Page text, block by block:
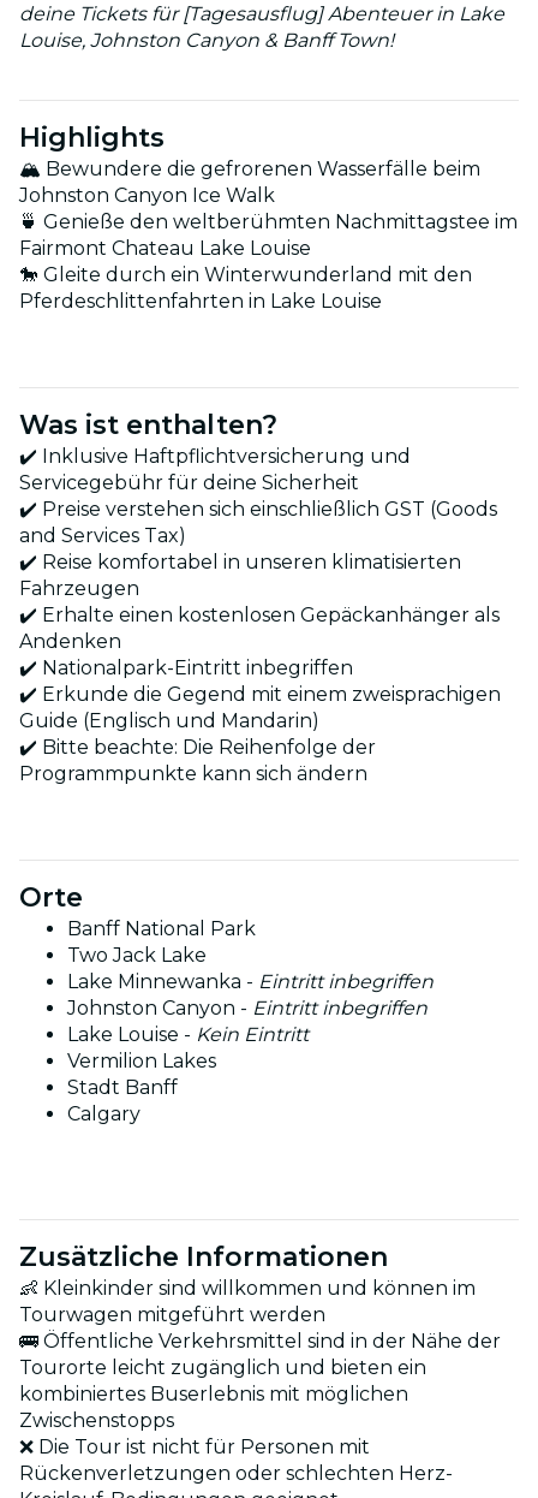
deine Tickets für [Tagesausflug] Abenteuer in Lake
Louise, Johnston Canyon & Banff Town!
Highlights
🏔️ Bewundere die gefrorenen Wasserfälle beim
Johnston Canyon Ice Walk
🍵 Genieße den weltberühmten Nachmittagstee im
Fairmont Chateau Lake Louise
🐎 Gleite durch ein Winterwunderland mit den
Pferdeschlittenfahrten in Lake Louise
Was ist enthalten?
✔️ Inklusive Haftpflichtversicherung und
Servicegebühr für deine Sicherheit
✔️ Preise verstehen sich einschließlich GST (Goods
and Services Tax)
✔️ Reise komfortabel in unseren klimatisierten
Fahrzeugen
✔️ Erhalte einen kostenlosen Gepäckanhänger als
Andenken
✔️ Nationalpark-Eintritt inbegriffen
✔️ Erkunde die Gegend mit einem zweisprachigen
Guide (Englisch und Mandarin)
✔️ Bitte beachte: Die Reihenfolge der
Programmpunkte kann sich ändern
Orte
Banff National Park
Two Jack Lake
Lake Minnewanka - Eintritt inbegriffen
Johnston Canyon - Eintritt inbegriffen
Lake Louise - Kein Eintritt
Vermilion Lakes
Stadt Banff
Calgary
Zusätzliche Informationen
👶 Kleinkinder sind willkommen und können im
Tourwagen mitgeführt werden
🚌 Öffentliche Verkehrsmittel sind in der Nähe der
Tourorte leicht zugänglich und bieten ein
kombiniertes Bus­erlebnis mit möglichen
Zwischenstopps
❌ Die Tour ist nicht für Personen mit
Rückenverletzungen oder schlechten Herz-